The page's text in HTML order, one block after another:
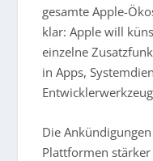
gesamte Apple-
klar: Apple will
einzelne
in Apps,
Die
Plattformen